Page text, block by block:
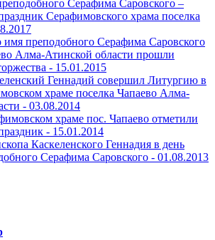
Серафима Саровского –
Серафимовского храма поселка
имя преподобного Серафима Саровского
Алма-Атинской области прошли
- 15.01.2015
Геннадий совершил Литургию в
храме поселка Чапаево Алма-
- 03.08.2014
храме пос. Чапаево отметили
- 15.01.2014
Каскеленского Геннадия в день
Серафима Саровского - 01.08.2013